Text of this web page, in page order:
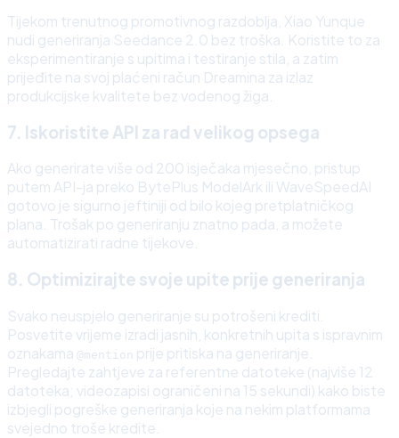
Tijekom trenutnog promotivnog razdoblja, Xiao Yunque
nudi generiranja Seedance 2.0 bez troška. Koristite to za
eksperimentiranje s upitima i testiranje stila, a zatim
prijeđite na svoj plaćeni račun Dreamina za izlaz
produkcijske kvalitete bez vodenog žiga.
7. Iskoristite API za rad velikog opsega
Ako generirate više od 200 isječaka mjesečno, pristup
putem API-ja preko BytePlus ModelArk ili WaveSpeedAI
gotovo je sigurno jeftiniji od bilo kojeg pretplatničkog
plana. Trošak po generiranju znatno pada, a možete
automatizirati radne tijekove.
8. Optimizirajte svoje upite prije generiranja
Svako neuspjelo generiranje su potrošeni krediti.
Posvetite vrijeme izradi jasnih, konkretnih upita s ispravnim
oznakama @mention prije pritiska na generiranje.
Pregledajte zahtjeve za referentne datoteke (najviše 12
datoteka; videozapisi ograničeni na 15 sekundi) kako biste
izbjegli pogreške generiranja koje na nekim platformama
svejedno troše kredite.